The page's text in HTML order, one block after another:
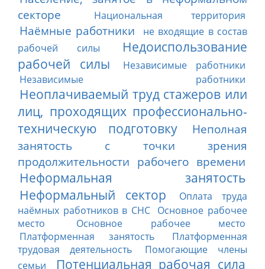
секторе
Национальная территория
Наёмные работники
не входящие в состав
рабочей силы
Недоиспользование
рабочей силы
Независимые работники
Независимые работники
Неоплачиваемый труд стажеров или
лиц, проходящих профессионально-
техническую подготовку
Неполная
занятость с точки зрения
продолжительности рабочего времени
Неформальная занятость
Неформальный сектор
Оплата труда
наёмных работников в СНС Основное рабочее
место
Основное рабочее место
Платформенная занятость
Платформенная
трудовая деятельность
Помогающие члены
семьи
Потенциальная рабочая сила